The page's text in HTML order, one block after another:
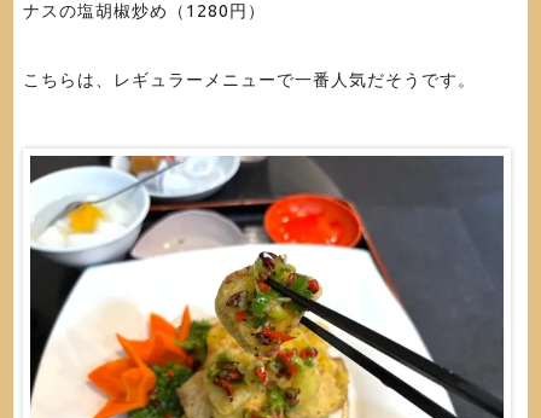
ナスの塩胡椒炒め（1280円）
こちらは、レギュラーメニューで一番人気だそうです。